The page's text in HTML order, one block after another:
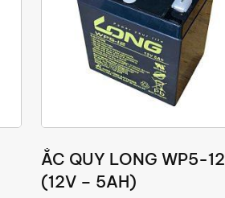
ẮC QUY LONG WP5-12
(12V – 5AH)